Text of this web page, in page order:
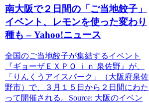
南大阪で２日間の「ご当地餃子」
イベント 、レモンを使った変わり
種も – Yahoo!ニュース
全国のご当地餃子が集結するイベント
『ギョーザＥＸＰＯ ｉｎ 泉佐野』が、
「りんくうアイスパーク」（大阪府泉佐
野市）で、３月１５日から２日間にわた
って開催される。Source: 大阪のイベン